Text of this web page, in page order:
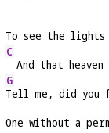
To see the
C
And that heaven
G
Tell me, did you
One without a